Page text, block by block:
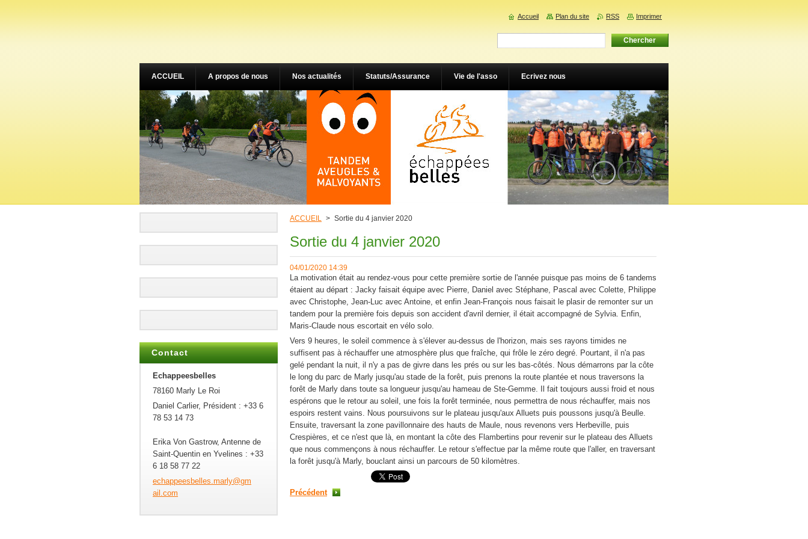
ACCUEIL > Sortie du 4 janvier 2020
Sortie du 4 janvier 2020
04/01/2020 14:39
La motivation était au rendez-vous pour cette première sortie de l'année puisque pas moins de 6 tandems
étaient au départ : Jacky faisait équipe avec Pierre, Daniel avec Stéphane, Pascal avec Colette, Philippe
avec Christophe, Jean-Luc avec Antoine, et enfin Jean-François nous faisait le plasir de remonter sur un
tandem pour la première fois depuis son accident d'avril dernier, il était accompagné de Sylvia. Enfin,
Maris-Claude nous escortait en vélo solo.
Vers 9 heures, le soleil commence à s'élever au-dessus de l'horizon, mais ses rayons timides ne
suffisent pas à réchauffer une atmosphère plus que fraîche, qui frôle le zéro degré. Pourtant, il n'a pas
gelé pendant la nuit, il n'y a pas de givre dans les prés ou sur les bas-côtés. Nous démarrons par la côte
le long du parc de Marly jusqu'au stade de la forêt, puis prenons la route plantée et nous traversons la
forêt de Marly dans toute sa longueur jusqu'au hameau de Ste-Gemme. Il fait toujours aussi froid et nous
espérons que le retour au soleil, une fois la forêt terminée, nous permettra de nous réchauffer, mais nos
espoirs restent vains. Nous poursuivons sur le plateau jusqu'aux Alluets puis poussons jusqu'à Beulle.
Ensuite, traversant la zone pavillonnaire des hauts de Maule, nous revenons vers Herbeville, puis
Crespières, et ce n'est que là, en montant la côte des Flambertins pour revenir sur le plateau des Alluets
que nous commençons à nous réchauffer. Le retour s'effectue par la même route que l'aller, en traversant
la forêt jusqu'à Marly, bouclant ainsi un parcours de 50 kilomètres.
Précédent
Contact
Echappeesbelles
78160 Marly Le Roi
Daniel Carlier, Président : +33 6
78 53 14 73
Erika Von Gastrow, Antenne de
Saint-Quentin en Yvelines : +33
6 18 58 77 22
echappeesbelles.marly@gm
ail.com
ACCUEIL A propos de nous Nos actualités Statuts/Assurance Vie de l'asso Ecrivez nous
Accueil Plan du site RSS Imprimer